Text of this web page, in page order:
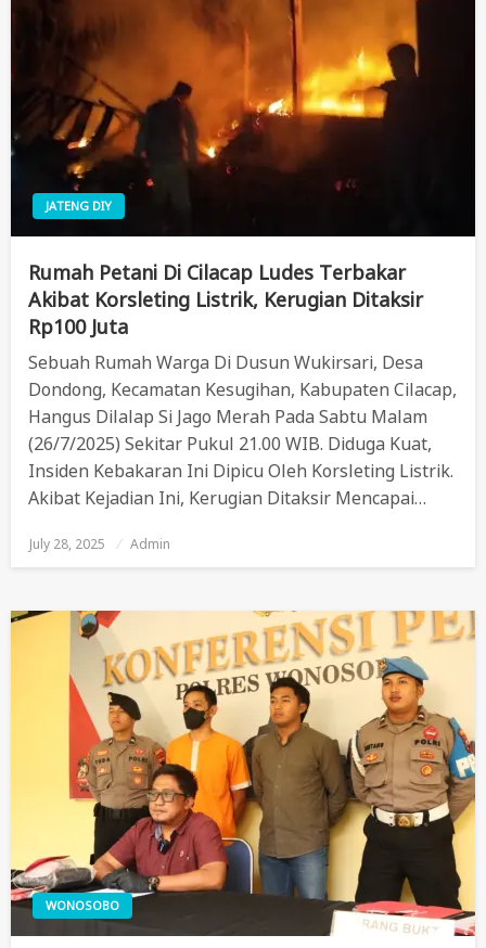
JATENG DIY
Rumah Petani Di Cilacap Ludes Terbakar
Akibat Korsleting Listrik, Kerugian Ditaksir
Rp100 Juta
Sebuah Rumah Warga Di Dusun Wukirsari, Desa
Dondong, Kecamatan Kesugihan, Kabupaten Cilacap,
Hangus Dilalap Si Jago Merah Pada Sabtu Malam
(26/7/2025) Sekitar Pukul 21.00 WIB. Diduga Kuat,
Insiden Kebakaran Ini Dipicu Oleh Korsleting Listrik.
Akibat Kejadian Ini, Kerugian Ditaksir Mencapai…
Posted
On
July 28, 2025 Admin
WONOSOBO